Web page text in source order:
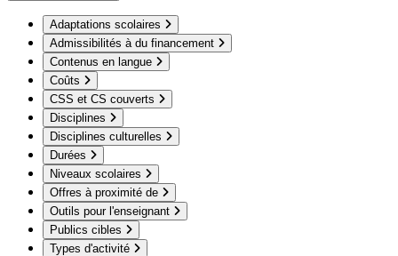
Adaptations scolaires
Admissibilités à du financement
Contenus en langue
Coûts
CSS et CS couverts
Disciplines
Disciplines culturelles
Durées
Niveaux scolaires
Offres à proximité de
Outils pour l'enseignant
Publics cibles
Types d'activité